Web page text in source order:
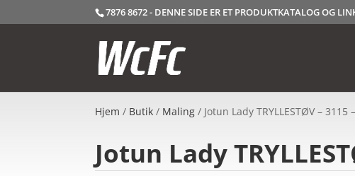
7876 8672 - DENNE SIDE ER ET PRODUKTKATALOG OG
Hjem / Butik / Maling / Jotun Lady TRYLLESTØV – 3115
Jotun Lady